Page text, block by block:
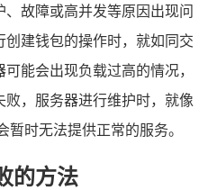
故障或高并发等原因出现问
建钱包的操作时，就如同交
能会出现负载过高的情况，
败，服务器进行维护时，就像
暂时无法提供正常的服务。
的方法